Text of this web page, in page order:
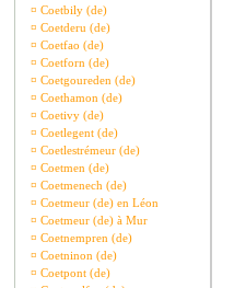
¤ Coetbily (de)
¤ Coetderu (de)
¤ Coetfao (de)
¤ Coetforn (de)
¤ Coetgoureden (de)
¤ Coethamon (de)
¤ Coetivy (de)
¤ Coetlegent (de)
¤ Coetlestrémeur (de)
¤ Coetmen (de)
¤ Coetmenech (de)
¤ Coetmeur (de) en Léon
¤ Coetmeur (de) à Mur
¤ Coetnempren (de)
¤ Coetninon (de)
¤ Coetpont (de)